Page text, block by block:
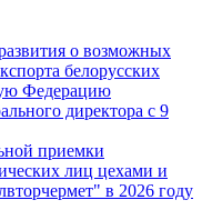
о возможных
белорусских
Федерацию
директора с 9
приемки
лиц цехами и
в 2026 году